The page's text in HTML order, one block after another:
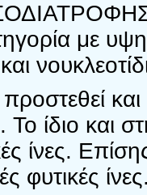
με
Το ίδιο
ίνες.
φυτικές